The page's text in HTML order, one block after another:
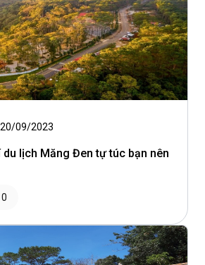
09/2023
lịch Măng Đen tự túc bạn nên
0